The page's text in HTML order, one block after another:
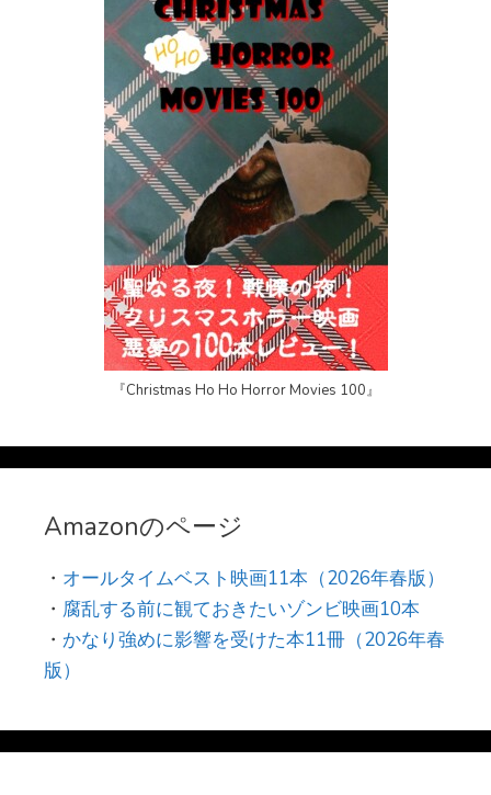
『Christmas Ho Ho Horror Movies 100』
Amazonのページ
・ オールタイムベスト映画11本（2026年春版）
・ 腐乱する前に観ておきたいゾンビ映画10本
・ かなり強めに影響を受けた本11冊（2026年春
版）